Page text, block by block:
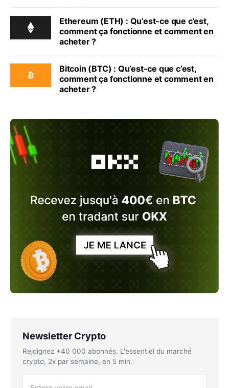
Ethereum (ETH) : Qu’est-ce que c’est,
comment ça fonctionne et comment en
acheter ?
Bitcoin (BTC) : Qu’est-ce que c’est,
comment ça fonctionne et comment en
acheter ?
Newsletter Crypto
Rejoignez +40 000 abonnés. L'essentiel du marché
crypto, 2x par semaine, en 5 min.